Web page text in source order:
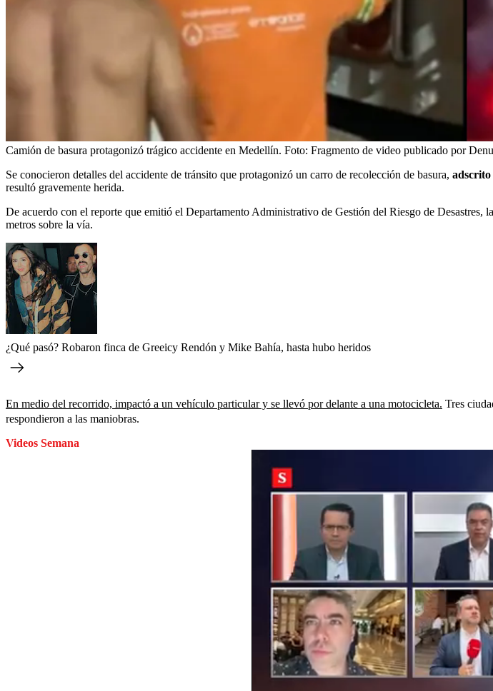
Camión de basura protagonizó trágico accidente en Medellín. Foto: Fragmento de video publicado por
Se conocieron detalles del accidente de tránsito que protagonizó un carro de recolección de basura,
resultó gravemente herida.
De acuerdo con el reporte que emitió el Departamento Administrativo de Gestión del Riesgo de
metros sobre la vía.
¿Qué pasó? Robaron finca de Greeicy Rendón y Mike Bahía, hasta hubo heridos
En medio del recorrido, impactó a un vehículo particular y se llevó por delante a una motocicleta. Tres
respondieron a las maniobras.
Videos Semana